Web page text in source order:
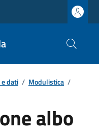
dati / Modulistica /
albo